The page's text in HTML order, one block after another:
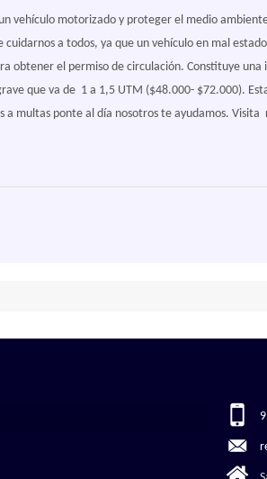
vehículo motorizado y proteger el medio
a todos, ya que un vehículo en mal
obtener el permiso de circulación. Constituye
que va de 1 a 1,5 UTM ($48.000- $72.000).
a multas ponte al día nosotros te ayudamos.